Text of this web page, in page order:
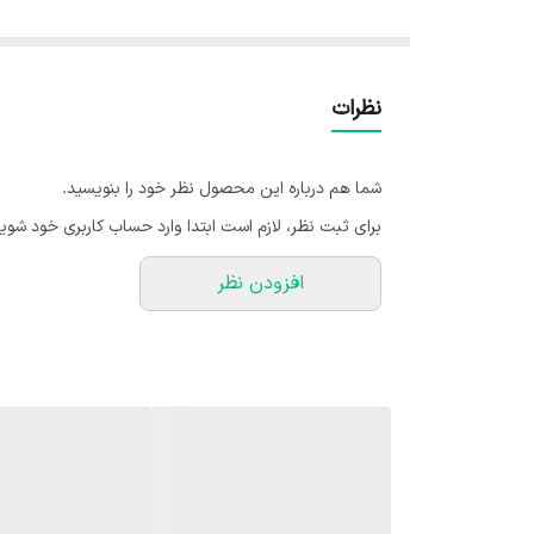
یکسال گارانتی شرکت آروا ‌
کیفیت عالی
دارای کیف BMC ‌‌‌
نظرات
شما هم درباره این محصول نظر خود را بنویسید.
برای ثبت نظر، لازم است ابتدا وارد حساب کاربری خود
افزودن نظر